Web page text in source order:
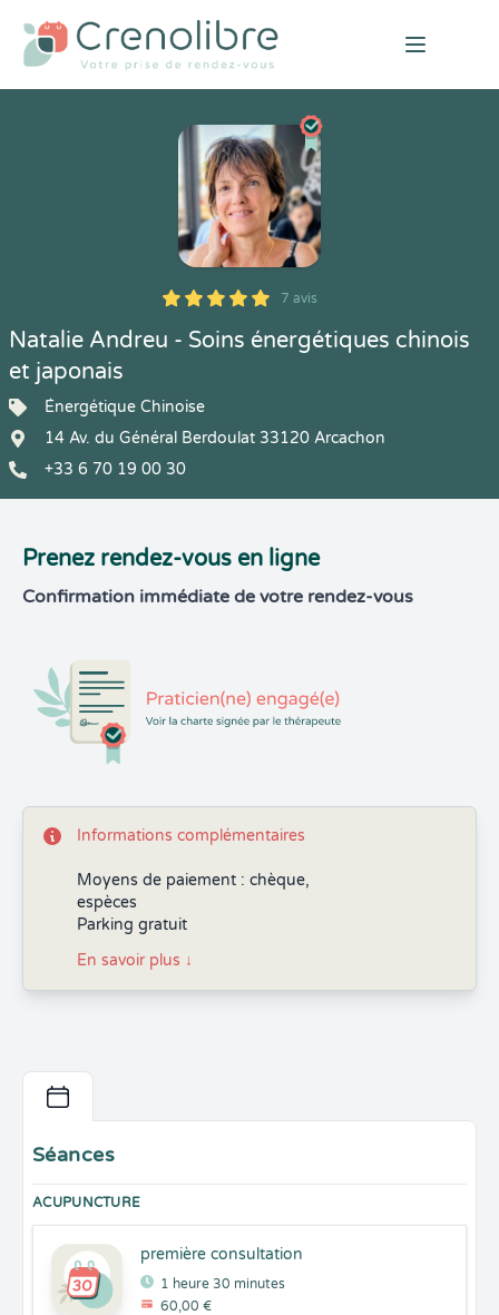
Open
5
1
5
7 7 avis
Natalie Andreu - Soins énergétiques chinois
et japonais
Énergétique Chinoise
14 Av. du Général Berdoulat 33120 Arcachon
+33 6 70 19 00 30
Prenez rendez-vous en ligne
Confirmation immédiate de votre rendez-vous
Informations complémentaires
Moyens de paiement : chèque,
espèces
Parking gratuit
En savoir plus ↓
Séances
ACUPUNCTURE
première consultation
1 heure 30 minutes
60,00 €